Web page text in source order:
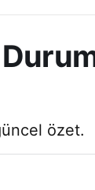
özet.